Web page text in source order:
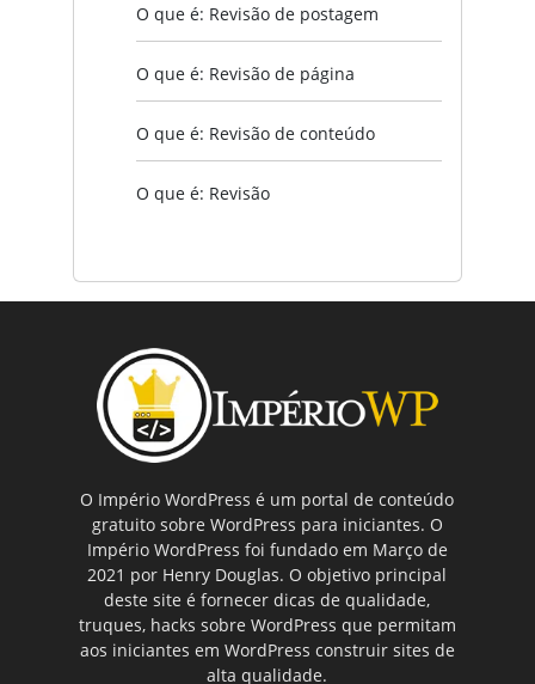
O que é: Revisão de postagem
O que é: Revisão de página
O que é: Revisão de conteúdo
O que é: Revisão
O Império WordPress é um portal de conteúdo
gratuito sobre WordPress para iniciantes. O
Império WordPress foi fundado em Março de
2021 por Henry Douglas. O objetivo principal
deste site é fornecer dicas de qualidade,
truques, hacks sobre WordPress que permitam
aos iniciantes em WordPress construir sites de
alta qualidade.